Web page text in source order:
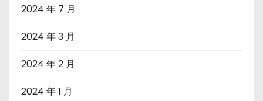
2024 年 7 月
2024 年 3 月
2024 年 2 月
2024 年 1 月